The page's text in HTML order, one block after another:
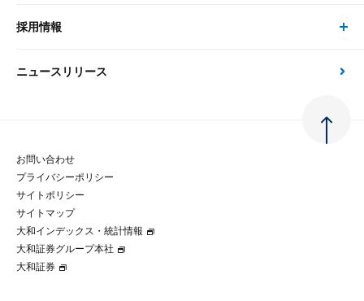
大和総研の強み
先端テクノロジーに基づく新たな価値の創出
政策分析
金融経済教育等
コラム
次世代社会への貢献
マルチステークホルダー方針
パートナーシップ構築宣言
会社情報 トップ
会社概要・役員一覧
大和総研の歩み
グループ会社
採用情報
採用情報 トップ
経験者採用
ニュースリリース
お問い合わせ
プライバシーポリシー
サイトポリシー
サイトマップ
大和インデックス・統計情報
大和証券グループ本社
大和証券